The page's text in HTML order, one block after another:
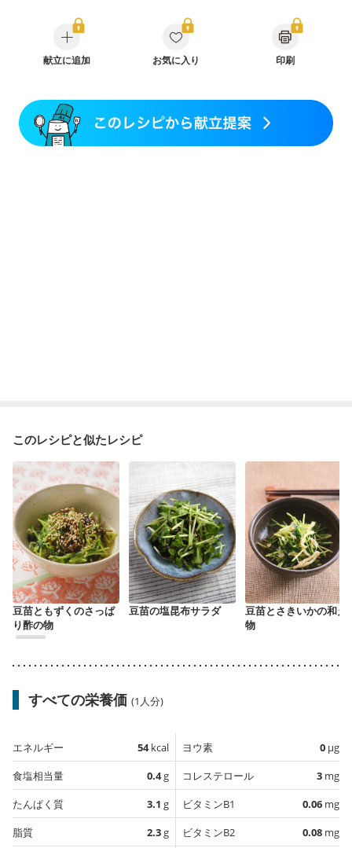
クローン病（寛解期）
過敏性腸症候群（IBS）
糖尿病性腎症（第１期）
糖尿病性腎症（第２期）
糖尿病性腎症（第３期）
CKD（ステージ１）
乳がん（ホルモン療法中）
乳がん治療を終えた方・経過観察中の方など
胃がん（抗がん剤治療中）
献立に追加 お気に入り 印刷
このレシピと似たレシピ
豆苗ともずくのさっぱ
り酢の物
豆苗の塩昆布サラダ
豆苗とさきいかの和え
物
すべての栄養価 (1人分)
エネルギー 54kcal
食塩相当量
0.4g
たんぱく質
3.1 g
脂質
2.3g
ヨウ素 0 µg
コレステロール
3 mg
ビタミンB1
0.06 mg
ビタミンB2
0.08 mg